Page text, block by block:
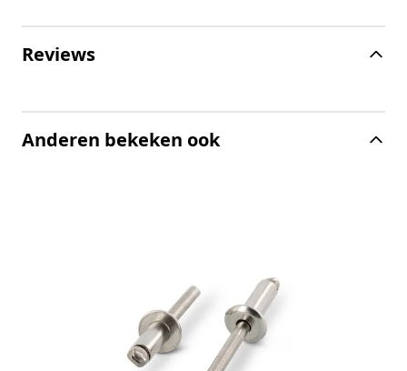
Reviews
Anderen bekeken ook